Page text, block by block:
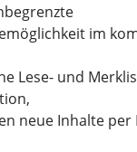
im
Lese- und
neue Inhalte per